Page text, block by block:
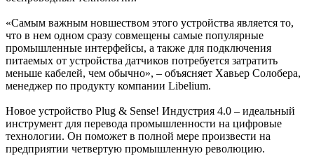
«Самым важным новшеством этого устройства является то,
что в нем одном сразу совмещены самые популярные
промышленные интерфейсы, а также для подключения
питаемых от устройства датчиков потребуется затратить
меньше кабелей, чем обычно», – объясняет Хавьер Солобера,
менеджер по продукту компании Libelium.
Новое устройство Plug & Sense! Индустрия 4.0 – идеальный
инструмент для перевода промышленности на цифровые
технологии. Он поможет в полной мере произвести на
предприятии четвертую промышленную революцию.